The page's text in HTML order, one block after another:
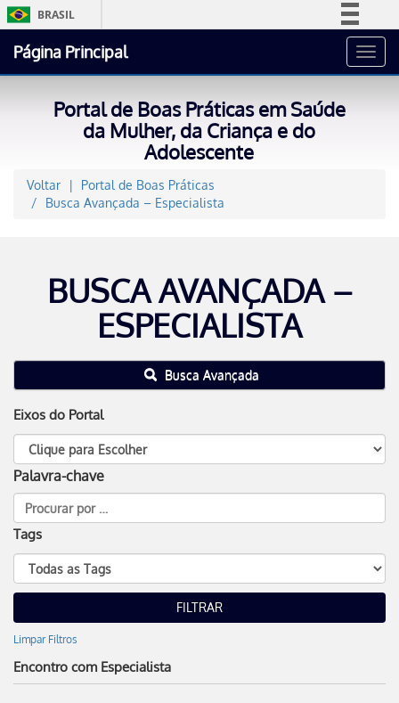
BRASIL
Acesso à informação
Página Principal
Portal de Boas Práticas em Saúde
da Mulher, da Criança e do
Adolescente
Voltar
Portal de Boas Práticas
Busca Avançada – Especialista
BUSCA AVANÇADA –
ESPECIALISTA
Busca Avançada
Eixos do Portal
Palavra-chave
Tags
Limpar Filtros
Encontro com Especialista